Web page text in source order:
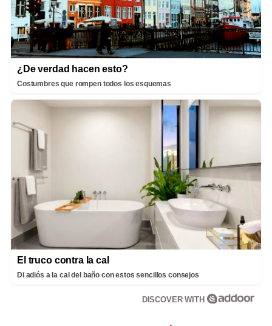
¿De verdad hacen esto?
Costumbres que rompen todos los esquemas
El truco contra la cal
Di adiós a la cal del baño con estos sencillos consejos
DISCOVER WITH